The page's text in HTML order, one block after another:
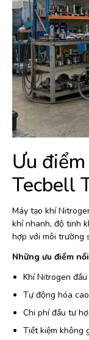
Ưu
Tecbell
Máy tạo khí
khí nhanh, độ tinh
hợp với môi trường
Những ưu điểm
Khí Nitrogen
Tự động hóa
Chi phí đầu tư
Tiết kiệm không